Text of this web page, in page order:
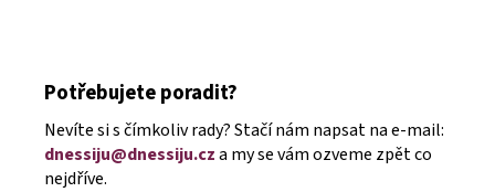
Potřebujete poradit?
Nevíte si s čímkoliv rady? Stačí nám napsat na e-mail:
dnessiju@dnessiju.cza my se vám ozveme zpět co
nejdříve.